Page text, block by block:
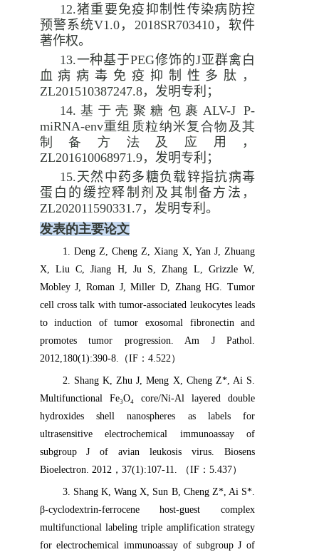
12.猪重要免疫抑制性传染病防控
预警系统V1.0 ， 2018SR703410，软件
著作权。
13.一种基于PEG修饰的J亚群禽白
血病病毒免疫抑制性多肽，
ZL201510387247.8，发明专利；
14. 基于壳聚糖包裹ALV-J P-
miRNA-env重组质粒纳米复合物及其
制备方法及应 用，
ZL201610068971.9，发明专利；
15.天然中药多糖负载锌指抗病毒
蛋白的缓控释制剂及其制备方法，
ZL202011590331.7，发明专利。
发表的主要论文
1. Deng Z, Cheng Z, Xiang X, Yan J, Zhuang
X, Liu C, Jiang H, Ju S, Zhang L, Grizzle W,
Mobley J, Roman J, Miller D, Zhang HG. Tumor
cell cross talk with tumor-associated leukocytes leads
to induction of tumor exosomal fibronectin and
promotes tumor progression. Am J Pathol.
2012,180(1):390-8. （IF： 4.522）
2. Shang K, Zhu J, Meng X, Cheng Z*, Ai S.
Multifunctional Fe₃O₄ core/Ni-Al layered double
hydroxides shell nanospheres as labels for
ultrasensitive electrochemical immunoassay of
subgroup J of avian leukosis virus. Biosens
Bioelectron. 2012， 37(1):107-11. （IF： 5.437）
3. Shang K, Wang X, Sun B, Cheng Z*, Ai S*.
β-cyclodextrin-ferrocene host-guest complex
multifunctional labeling triple amplification strategy
for electrochemical immunoassay of subgroup J of